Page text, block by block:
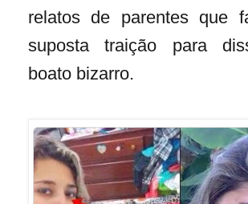
relatos de parentes que
suposta traição para
boato bizarro.